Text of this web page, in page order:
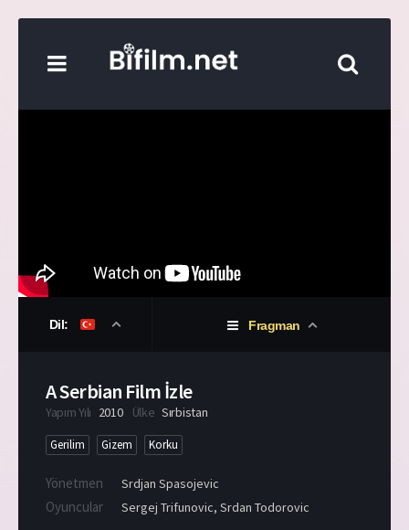
Dil: Fragman
A Serbian Film İzle
Yapım Yılı 2010 Ülke Sırbistan
Gerilim Gizem Korku
Yönetmen Srdjan Spasojevic
Oyuncular Sergej Trifunovic, Srdan Todorovic